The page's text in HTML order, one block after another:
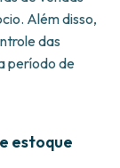
Além disso,
das
período de
estoque